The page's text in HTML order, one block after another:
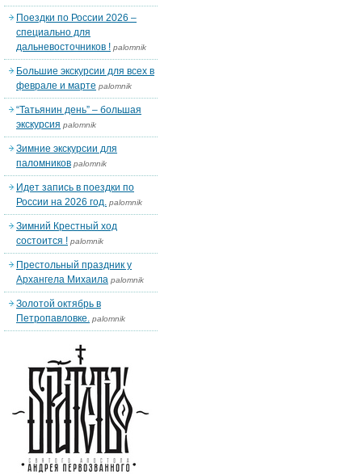
Поездки по России 2026 –
специально для
дальневосточников ! palomnik
Большие экскурсии для всех в
феврале и марте palomnik
“Татьянин день” – большая
экскурсия palomnik
Зимние экскурсии для
паломников palomnik
Идет запись в поездки по
России на 2026 год. palomnik
Зимний Крестный ход
состоится ! palomnik
Престольный праздник у
Архангела Михаила palomnik
Золотой октябрь в
Петропавловке. palomnik